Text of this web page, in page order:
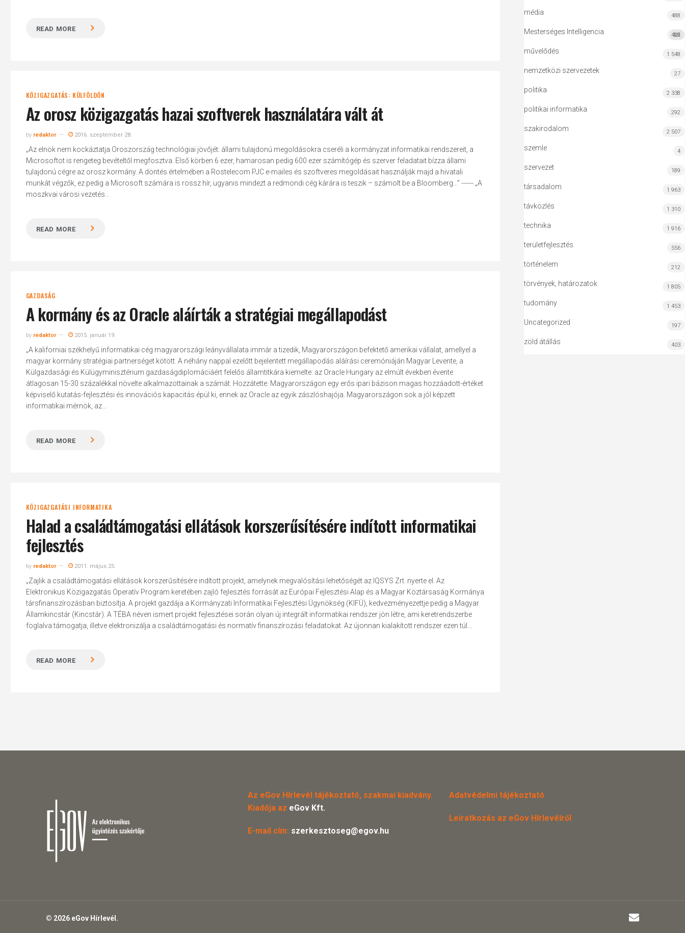
READ MORE
KÖZIGAZGATÁS: KÜLFÖLDÖN
Az orosz közigazgatás hazai szoftverek használatára vált át
by redaktor 2016. szeptember 28.
„Az elnök nem kockáztatja Oroszország technológiai jövőjét: állami tulajdonú megoldásokra cseréli a kormányzat informatikai rendszereit, a
Microsoftot is rengeteg bevételtől megfosztva. Első körben 6 ezer, hamarosan pedig 600 ezer számítógép és szerver feladatait bízza állami
tulajdonú cégre az orosz kormány. A döntés értelmében a Rostelecom PJC e-mailes és szoftveres megoldásait használják majd a hivatali
munkát végzők, ez pedig a Microsoft számára is rossz hír, ugyanis mindezt a redmondi cég kárára is teszik – számolt be a Bloomberg...” ------ „A
moszkvai városi vezetés...
READ MORE
GAZDASÁG
A kormány és az Oracle aláírták a stratégiai megállapodást
by redaktor 2015. január 19.
„A kaliforniai székhelyű informatikai cég magyarországi leányvállalata immár a tizedik, Magyarországon befektető amerikai vállalat, amellyel a
magyar kormány stratégiai partnerséget kötött. A néhány nappal ezelőtt bejelentett megállapodás aláírási ceremóniáján Magyar Levente, a
Külgazdasági és Külügyminisztérium gazdaságdiplomáciáért felelős államtitkára kiemelte: az Oracle Hungary az elmúlt években évente
átlagosan 15-30 százalékkal növelte alkalmazottainak a számát. Hozzátette: Magyarországon egy erős ipari bázison magas hozzáadott-értéket
képviselő kutatás-fejlesztési és innovációs kapacitás épül ki, ennek az Oracle az egyik zászlóshajója. Magyarországon sok a jól képzett
informatikai mérnök, az...
READ MORE
KÖZIGAZGATÁSI INFORMATIKA
Halad a családtámogatási ellátások korszerűsítésére indított informatikai
fejlesztés
by redaktor 2011. május 25.
„Zajlik a családtámogatási ellátások korszerűsítésére indított projekt, amelynek megvalósítási lehetőségét az IQSYS Zrt. nyerte el. Az
Elektronikus Közigazgatás Operatív Program keretében zajló fejlesztés forrását az Európai Fejlesztési Alap és a Magyar Köztársaság Kormánya
társfinanszírozásban biztosítja. A projekt gazdája a Kormányzati Informatikai Fejlesztési Ügynökség (KIFÜ), kedvezményezettje pedig a Magyar
Államkincstár (Kincstár). A TÉBA néven ismert projekt fejlesztései során olyan új integrált informatikai rendszer jön létre, ami keretrendszerbe
foglalva támogatja, illetve elektronizálja a családtámogatási és normatív finanszírozási feladatokat. Az újonnan kialakított rendszer ezen túl...
READ MORE
média 488
Mesterséges Intelligencia MI
422
művelődés 1 548
nemzetközi szervezetek 27
politika 2 338
politikai informatika 292
szakirodalom 2 507
szemle 4
szervezet 189
társadalom 1 963
távközlés 1 310
technika 1 916
területfejlesztés 556
történelem 212
törvények, határozatok 1 805
tudomány 1 453
Uncategorized 197
zöld átállás 403
Az eGov Hírlevél tájékoztató, szakmai kiadvány.
Kiadója az eGov Kft.
E-mail cím: szerkesztoseg@egov.hu
Adatvédelmi tájékoztató
Leiratkozás az eGov Hírlevélről
© 2026 eGov Hírlevél. email